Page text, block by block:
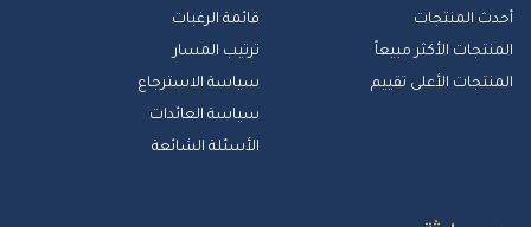
أحدث المنتجات
المنتجات الأكثر مبيعاً
المنتجات الأعلى تقييم
قائمة الرغبات
ترتيب المسار
سياسة الاسترجاع
سياسة العائدات
الأسئلة الشائعة